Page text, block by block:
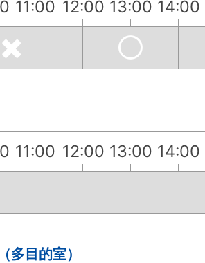
11:00 12:00 13:00 14:00
11:00 12:00 13:00 14:00
目的室）